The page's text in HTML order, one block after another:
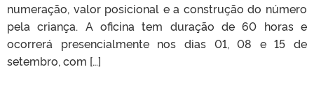
numeração, valor posicional e a construção do número
pela criança. A oficina tem duração de 60 horas e
ocorrerá presencialmente nos dias 01, 08 e 15 de
setembro, com […]